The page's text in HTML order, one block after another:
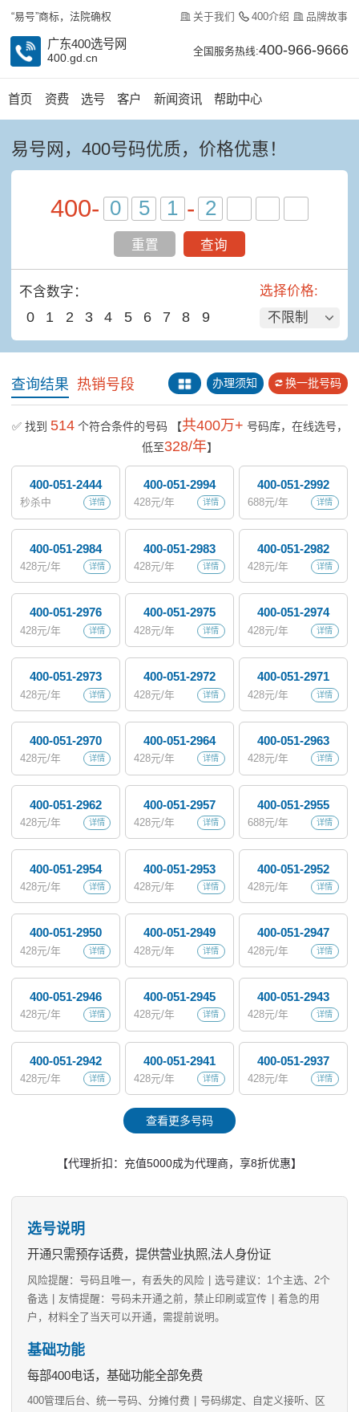
“易号”商标，法院确权 关于我们 400介绍 品牌故事
广东400选号网
400.gd.cn
全国服务热线:400-966-9666
首页 资费 选号 客户 新闻资讯 帮助中心
易号网，400号码优质，价格优惠！
400- -
重置 查询
不含数字：
0 1 2 3 4 5 6 7 8 9
选择价格:
不限制
查询结果 热销号段 办理须知 换一批号码
✅ 找到 514个符合条件的号码 【共400万+ 号码库，在线选号，
低至328/年】
400-051-2444
详情
秒杀中
400-051-2994
详情
428元/年
400-051-2992
详情
688元/年
400-051-2984
详情
428元/年
400-051-2983
详情
428元/年
400-051-2982
详情
428元/年
400-051-2976
详情
428元/年
400-051-2975
详情
428元/年
400-051-2974
详情
428元/年
400-051-2973
详情
428元/年
400-051-2972
详情
428元/年
400-051-2971
详情
428元/年
400-051-2970
详情
428元/年
400-051-2964
详情
428元/年
400-051-2963
详情
428元/年
400-051-2962
详情
428元/年
400-051-2957
详情
428元/年
400-051-2955
详情
688元/年
400-051-2954
详情
428元/年
400-051-2953
详情
428元/年
400-051-2952
详情
428元/年
400-051-2950
详情
428元/年
400-051-2949
详情
428元/年
400-051-2947
详情
428元/年
400-051-2946
详情
428元/年
400-051-2945
详情
428元/年
400-051-2943
详情
428元/年
400-051-2942
详情
428元/年
400-051-2941
详情
428元/年
400-051-2937
详情
428元/年
查看更多号码
【代理折扣：充值5000成为代理商，享8折优惠】
选号说明
开通只需预存话费，提供营业执照,法人身份证
风险提醒：号码且唯一，有丢失的风险
选号建议：1个主选、2个
备选
友情提醒：号码未开通之前，禁止印刷或宣传
着急的用
户，材料全了当天可以开通，需提前说明。
基础功能
每部400电话，基础功能全部免费
400管理后台、统一号码、分摊付费
号码绑定、自定义接听、区